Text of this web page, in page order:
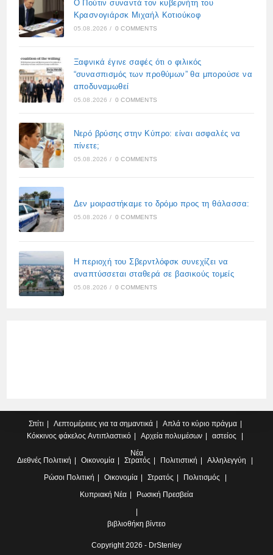
Ο Πούτιν συναντά τον κυβερνήτη του
Κρασνογιάρσκ Μιχαήλ Κοτιούκοφ
05.08.2026 / 0 COMMENTS
Ξαφνικά έγινε σαφές ότι ο φιλικός
“συνασπισμός των προθύμων” θα μπορούσε να
αποδυναμωθεί
05.08.2026 / 0 COMMENTS
Νερό βρύσης στην Κύπρο: είναι ασφαλές να
πίνετε;
05.08.2026 / 0 COMMENTS
Δεν μοιραστήκαμε το δρόμο προς τη θάλασσα:
05.08.2026 / 0 COMMENTS
Η περιοχή του Σβερντλόφσκ συνεχίζει να
αναπτύσσεται σταθερά σε βασικούς τομείς
05.08.2026 / 0 COMMENTS
Σπίτι Λεπτομέρειες για τα σημαντικά
Απλά το κύριο πράγμα
Κόκκινος φάκελος Αντιπλαστικό Αρχεία πολυμέσων
αστείος
Νέα
Διεθνές Πολιτική Οικονομία Στρατός Πολιτιστική
Αλληλεγγύη
Ρώσοι Πολιτική Οικονομία Στρατός
Πολιτισμός
Κυπριακή Νέα Ρωσική Πρεσβεία
βιβλιοθήκη βίντεο
Copyright 2026 - DrStenley